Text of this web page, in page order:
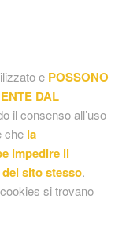
e POSSONO
DAL
il consenso all’uso
che la
impedire il
sito stesso.
si trovano